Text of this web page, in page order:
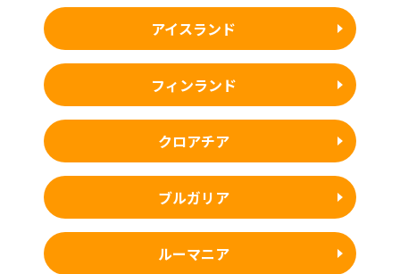
アイスランド
フィンランド
クロアチア
ブルガリア
ルーマニア